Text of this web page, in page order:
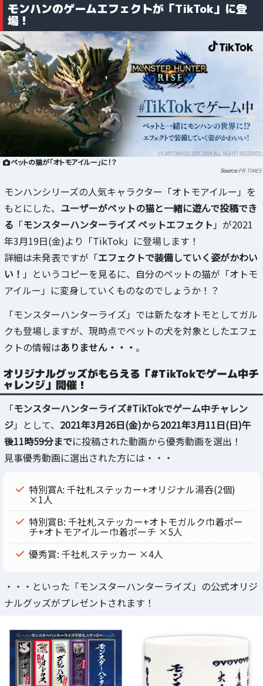
モンハンのゲームエフェクトが「TikTok」に登
場！
ペットの猫が「オトモアイルー」に！？
PR TIMES
モンハンシリーズの人気キャラクター「オトモアイルー」を
もとにした、 ユーザーがペットの猫と一緒に遊んで投稿でき
る 「モンスターハンターライズ ペットエフェクト 」が2021
年3月19日(金)より「TikTok」に登場します！
詳細は未発表ですが「エフェクトで装備していく姿がかわい
い！ 」というコピーを見るに、自分のペットの猫が「オトモ
アイルー」に変身していくものなのでしょうか！？
「モンスターハンターライズ」では新たなオトモとしてガル
クも登場しますが、現時点でペットの犬を対象としたエフェ
クトの情報はありません・・・ 。
オリジナルグッズがもらえる「#TikTokでゲーム中チ
ャレンジ」開催！
「モンスターハンターライズ#TikTokでゲーム中チャレン
ジ」として、 2021年3月26日(金)から2021年3月11日(日)午
後11時59分までに投稿された動画から優秀動画を選出！
見事優秀動画に選出された方には・・・
特別賞A: 千社札ステッカー+オリジナル湯呑(2個)
×1人
特別賞B: 千社札ステッカー+オトモガルク巾着ポー
チ+オトモアイルー巾着ポーチ ×5人
優秀賞: 千社札ステッカー ×4人
・・・といった「モンスターハンターライズ」の公式オリジ
ナルグッズがプレゼントされます！